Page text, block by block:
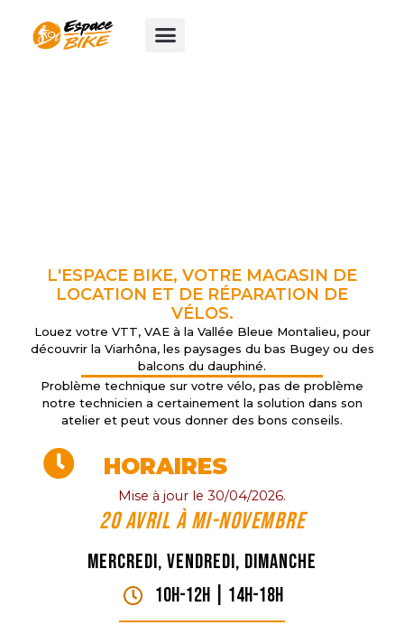
contenu
L'ESPACE BIKE, VOTRE MAGASIN DE
LOCATION ET DE RÉPARATION DE
VÉLOS.
Louez votre VTT, VAE à la Vallée Bleue Montalieu, pour
découvrir la Viarhôna, les paysages du bas Bugey ou des
balcons du dauphiné.
Problème technique sur votre vélo, pas de problème
notre technicien a certainement la solution dans son
atelier et peut vous donner des bons conseils.
HORAIRES
Mise à jour le 30/04/2026.
20 Avril à mi-novembre
Mercredi, vendredi, dimanche
10H-12H | 14H-18h